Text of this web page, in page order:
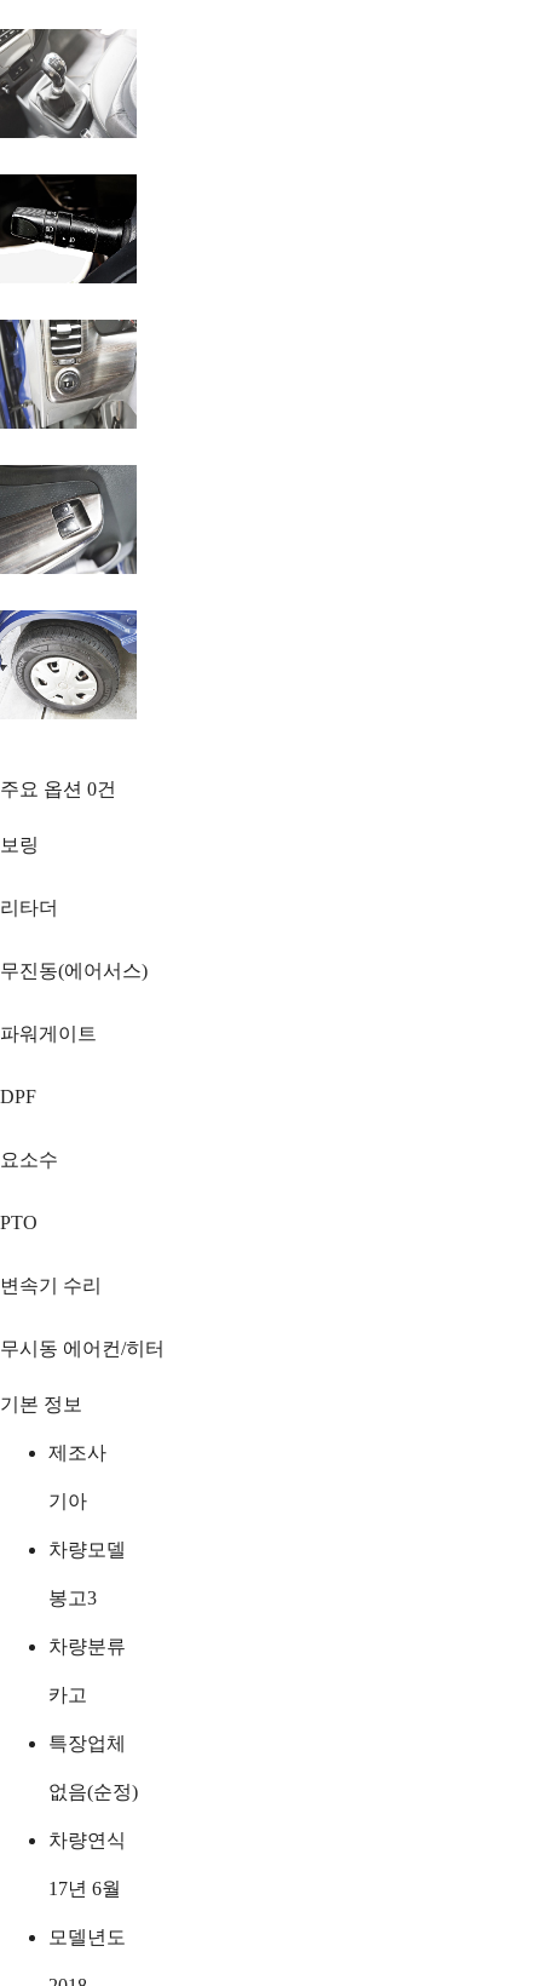
주요 옵션 0건
보링
리타더
무진동(에어서스)
파워게이트
DPF
요소수
PTO
변속기 수리
무시동 에어컨/히터
기본 정보
제조사
기아
차량모델
봉고3
차량분류
카고
특장업체
없음(순정)
차량연식
17년 6월
모델년도